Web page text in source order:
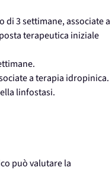
di 3 settimane, associate a
terapeutica iniziale
a terapia idropinica.
linfostasi.
può valutare la